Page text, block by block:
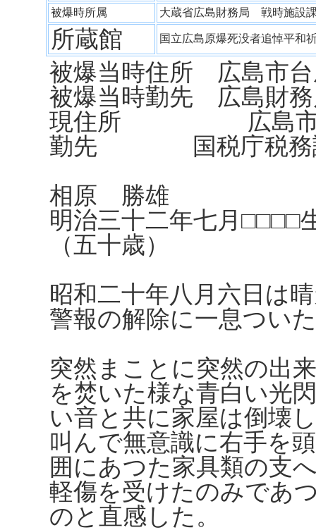
被爆時所属 大蔵省広島財務局 戦時施
所蔵館 国立広島原爆死没者追悼平
被爆当時住所 広島市
被爆当時勤先 広島財務
現住所 広島市南
勤先 国税庁税務講
相原 勝雄
明治三十二年七月□□□□
（五十歳）
昭和二十年八月六日は
警報の解除に一息つい
突然まことに突然の出
を焚いた様な青白い光
い音と共に家屋は倒壊
叫んで無意識に右手を
囲にあつた家具類の支
軽傷を受けたのみであ
のと直感した。